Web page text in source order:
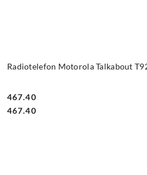
Radiotelefon Motorola Talkabout
Cena:
467.40
Cena:
467.40